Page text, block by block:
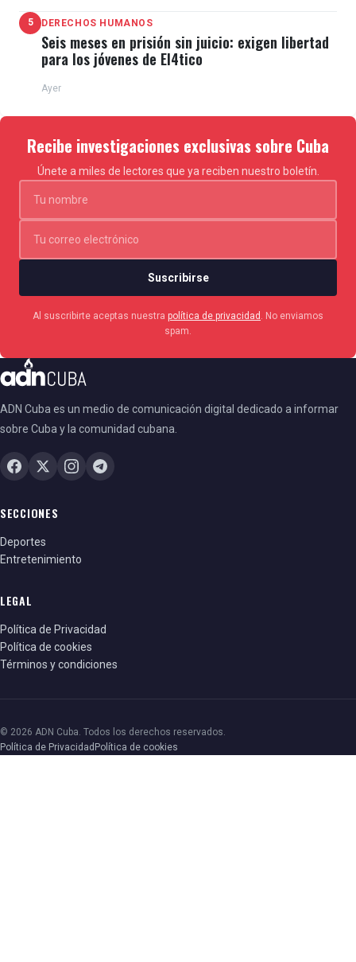
5 DERECHOS HUMANOS
Seis meses en prisión sin juicio: exigen libertad
para los jóvenes de El4tico
Ayer
Recibe investigaciones exclusivas sobre Cuba
Únete a miles de lectores que ya reciben nuestro boletín.
Suscribirse
Al suscribirte aceptas nuestra política de privacidad
. No enviamos
spam.
ADN Cuba es un medio de comunicación digital dedicado a informar
sobre Cuba y la comunidad cubana.
SECCIONES
Deportes
Entretenimiento
LEGAL
Política de Privacidad
Política de cookies
Términos y condiciones
© 2026 ADN Cuba. Todos los derechos reservados.
Política de Privacidad Política de cookies